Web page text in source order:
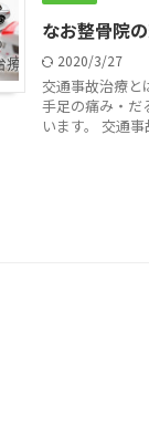
なお整骨院
2020/3/27
交通事故治療と
手足の痛み・だ
います。 交通事